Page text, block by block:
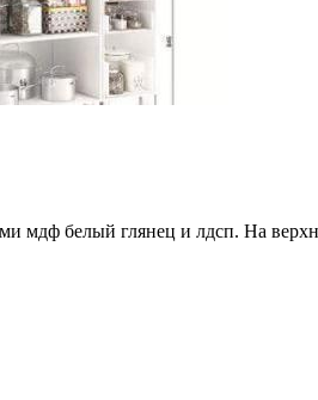
мдф белый глянец и лдсп. На